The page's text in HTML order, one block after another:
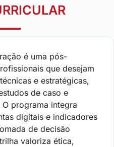
é uma pós-
que desejam
e estratégicas,
de caso e
programa integra
digitais e indicadores
de decisão
valoriza ética,